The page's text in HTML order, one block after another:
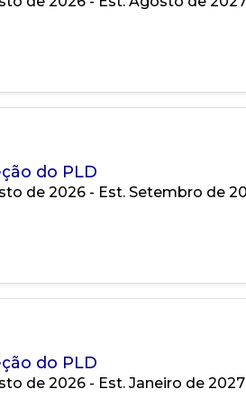
do PLD
de 2026 - Est. Setembro de
do PLD
de 2026 - Est. Janeiro de 2027